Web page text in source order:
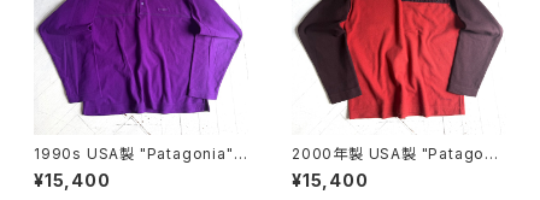
1990s USA製 "Patagonia"
MICRO D-LUXE pullover
¥15,400
2000年製 USA製 "Patagoni
a" Micro D luxe fleece pull
over
¥15,400